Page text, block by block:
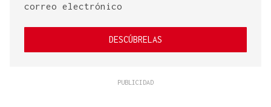
correo electrónico
DESCÚBRELAS